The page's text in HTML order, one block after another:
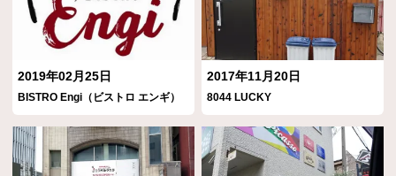
2019年02月25日
BISTRO Engi（ビストロ エンギ）
2017年11月20日
8044 LUCKY